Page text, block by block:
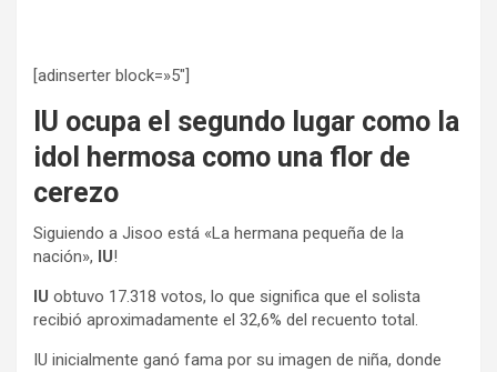
[adinserter block=»5″]
IU ocupa el segundo lugar como la
idol hermosa como una flor de
cerezo
Siguiendo a Jisoo está «La hermana pequeña de la
nación», IU!
IU obtuvo 17.318 votos, lo que significa que el solista
recibió aproximadamente el 32,6% del recuento total.
IU inicialmente ganó fama por su imagen de niña, donde